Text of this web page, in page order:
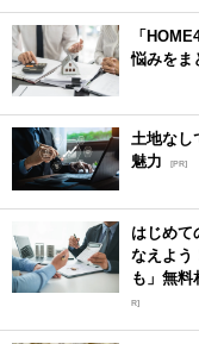
「
悩みをま
土地なし
魅力
[PR]
はじめて
なえよう
も」無料
R]